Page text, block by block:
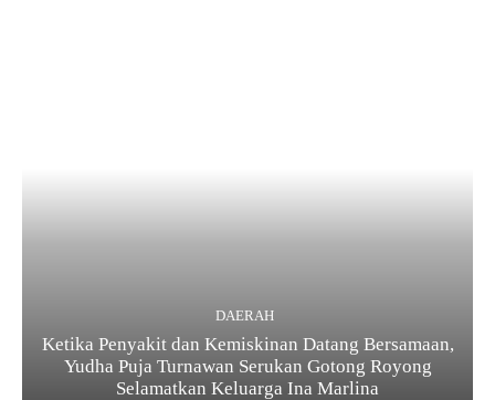
DAERAH
Ketika Penyakit dan Kemiskinan Datang Bersamaan,
Yudha Puja Turnawan Serukan Gotong Royong
Selamatkan Keluarga Ina Marlina